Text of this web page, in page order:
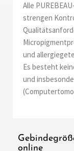
Alle
strengen
und
Es besteht
und
online